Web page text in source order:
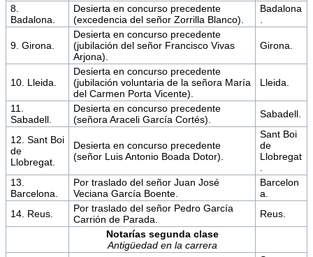
8.
Badalona.
Desierta en concurso precedente
(excedencia del señor Zorrilla Blanco).
Badalona
9. Girona.
Desierta en concurso precedente
(jubilación del señor Francisco Vivas
Arjona).
Girona.
10. Lleida.
Desierta en concurso precedente
(jubilación voluntaria de la señora María
del Carmen Porta Vicente).
Lleida.
11.
Sabadell.
Desierta en concurso precedente
(señora Araceli García Cortés).
Sabadell.
12. Sant Boi
de
Llobregat.
Desierta en concurso precedente
(señor Luis Antonio Boada Dotor).
Sant Boi
de
Llobregat
13.
Barcelona.
Por traslado del señor Juan José
Veciana García Boente.
Barcelon
a.
14. Reus.
Por traslado del señor Pedro García
Carrión de Parada.
Reus.
Notarías segunda clase
Antigüedad en la carrera